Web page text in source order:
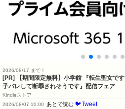
2026/08/17 まで！
[PR] 【期間限定無料】小学館 『転生聖女で
子バレして断罪されそうです』配信フェア
Kindleストア
2026/08/07 10:00
あとで読む 🐦Tweet